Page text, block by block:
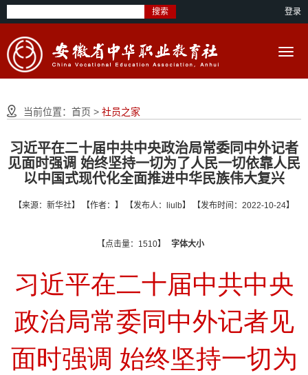
搜索 登录
当前位置： 首页 > 社员之家
习近平在二十届中共中央政治局常委同中外记者
见面时强调 始终坚持一切为了人民一切依靠人民
以中国式现代化全面推进中华民族伟大复兴
【来源：新华社】 【作者：】 【发布人：liulb】 【发布时间：2022-10-24】
【点击量：1510】 字体大小
习近平在二十届中共中央
政治局常委同中外记者见
面时强调 始终坚持一切为